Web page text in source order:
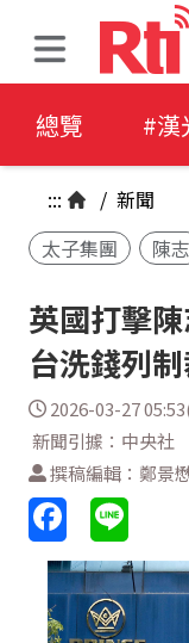
總覽 #漢
::: / 新聞
太子集團
陳志
英國打擊
台洗錢列
2026-03-27
新聞引據：中央社
撰稿編輯：鄭景